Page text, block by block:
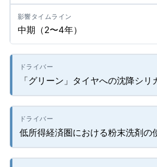
中期（2〜4年）
「グリーン」タイヤへの沈降シリ
低所得経済圏における粉末洗剤の